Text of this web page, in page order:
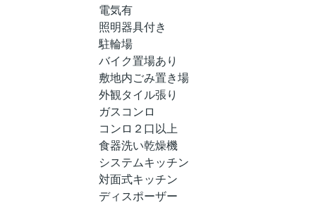
電気有
照明器具付き
駐輪場
バイク置場あり
敷地内ごみ置き場
外観タイル張り
ガスコンロ
コンロ２口以上
食器洗い乾燥機
システムキッチン
対面式キッチン
ディスポーザー